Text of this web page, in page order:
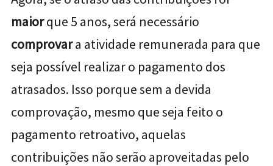
maiorque 5 anos, será necessário
comprovara atividade remunerada para que
seja possível realizar o pagamento dos
atrasados. Isso porque sem a devida
comprovação, mesmo que seja feito o
pagamento retroativo, aquelas
contribuições não serão aproveitadas pelo